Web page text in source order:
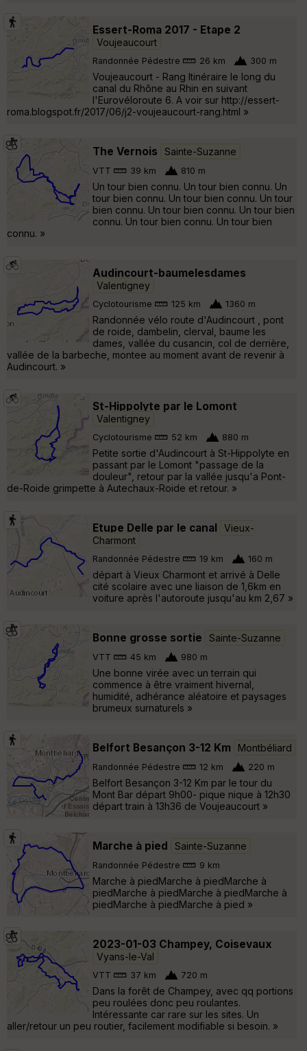
Essert-Roma 2017 - Etape 2
Voujeaucourt
Randonnée Pédestre 26 km 300 m
Voujeaucourt - Rang Itinéraire le long du
canal du Rhône au Rhin en suivant
l'Eurovéloroute 6. A voir sur http://essert-
roma.blogspot.fr/2017/06/j2-voujeaucourt-rang.html »
The Vernois Sainte-Suzanne
VTT 39 km 810 m
Un tour bien connu. Un tour bien connu. Un
tour bien connu. Un tour bien connu. Un tour
bien connu. Un tour bien connu. Un tour bien
connu. Un tour bien connu. Un tour bien
connu. »
Audincourt-baumelesdames
Valentigney
Cyclotourisme 125 km 1360 m
Randonnée vélo route d'Audincourt , pont
de roide, dambelin, clerval, baume les
dames, vallée du cusancin, col de derrière,
vallée de la barbeche, montee au moment avant de revenir à
Audincourt. »
St-Hippolyte par le Lomont
Valentigney
Cyclotourisme 52 km 880 m
Petite sortie d'Audincourt à St-Hippolyte en
passant par le Lomont "passage de la
douleur", retour par la vallée jusqu'a Pont-
de-Roide grimpette à Autechaux-Roide et retour. »
Etupe Delle par le canal
Vieux-
Charmont
Randonnée Pédestre 19 km 160 m
départ à Vieux Charmont et arrivé à Delle
cité scolaire avec une liaison de 1,6km en
voiture après l'autoroute jusqu'au km 2,67 »
Bonne grosse sortie Sainte-Suzanne
VTT 45 km 980 m
Une bonne virée avec un terrain qui
commence à être vraiment hivernal,
humidité, adhérance aléatoire et paysages
brumeux surnaturels »
Belfort Besançon 3-12 Km Montbéliard
Randonnée Pédestre 12 km 220 m
Belfort Besançon 3-12 Km par le tour du
Mont Bar départ 9h00- pique nique à 12h30
départ train à 13h36 de Voujeaucourt »
Marche à pied Sainte-Suzanne
Randonnée Pédestre 9 km
Marche à piedMarche à piedMarche à
piedMarche à piedMarche à piedMarche à
piedMarche à piedMarche à pied »
2023-01-03 Champey, Coisevaux
Vyans-le-Val
VTT 37 km 720 m
Dans la forêt de Champey, avec qq portions
peu roulées donc peu roulantes.
Intéressante car rare sur les sites. Un
aller/retour un peu routier, facilement modifiable si besoin. »